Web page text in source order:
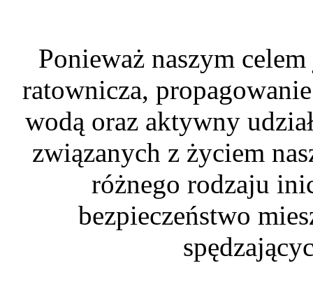
Ponieważ naszym
ratownicza,
wodą oraz aktywny
związanych z życiem
różnego rodzaju
bezpieczeństwo